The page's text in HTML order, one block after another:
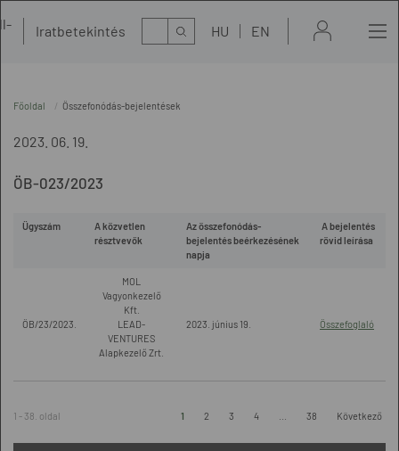
Iratbetekintés Kereső HU EN
Főoldal Összefonódás-bejelentések
2023. 06. 19.
ÖB-023/2023
Ügyszám
A közvetlen
résztvevők
Az összefonódás-
bejelentés beérkezésének
napja
A bejelentés
rövid leírása
ÖB/23/2023.
MOL
Vagyonkezelő
Kft.
LEAD-
VENTURES
Alapkezelő Zrt.
2023. június 19. Összefoglaló
1 - 38. oldal 1 2 3 4 38 Következő